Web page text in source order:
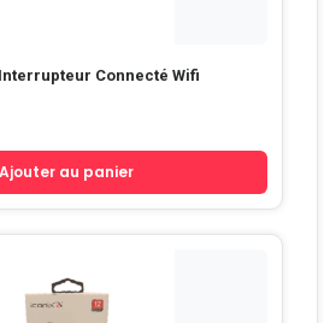
Interrupteur Connecté Wifi
Ajouter au panier